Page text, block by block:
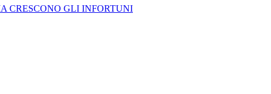
CRESCONO GLI INFORTUNI